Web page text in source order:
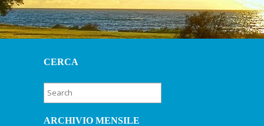
CERCA
ARCHIVIO MENSILE